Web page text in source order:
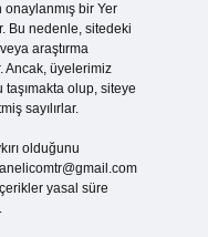
bir Yer
Bu nedenle, sitedeki
araştırma
Ancak, üyelerimiz
olup, siteye
sayılırlar.
olduğunu
yasal süre